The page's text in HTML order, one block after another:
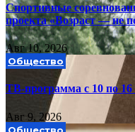
Спортивные
проекта «Возраст — не
Авг 10, 2026
Общество
ТВ-программа с 10 по 16
Авг 9, 2026
Общество